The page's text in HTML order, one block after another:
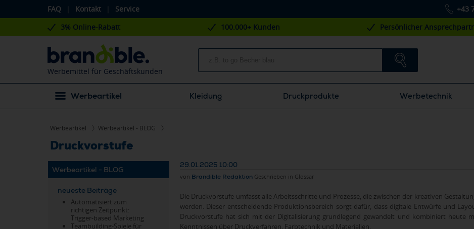
FAQ | Kontakt | Service +43
3% Online-Rabatt 100.000+ Kunden Persönlicher
Werbemittel für Geschäftskunden
Werbeartikel Kleidung Druckprodukte Werbetechnik
Werbeartikel Werbeartikel - BLOG
Druckvorstufe
Werbeartikel - BLOG
neueste Beiträge
Automatisiert zum
richtigen Zeitpunkt:
Trigger-based Marketing
Teambuilding-Spiele für
29.01.2025 10:00
von Brandible Redaktion Geschrieben in Glossar
Die Druckvorstufe umfasst alle Arbeitsschritte und Prozesse, die zwischen der kreativen
werden. Dieser entscheidende Produktionsbereich sorgt dafür, dass digitale Entwürfe und
Druckvorstufe hat sich mit der Digitalisierung grundlegend gewandelt und kombiniert heute
Kenntnissen über Druckverfahren, Farbtechnik und Materialien.